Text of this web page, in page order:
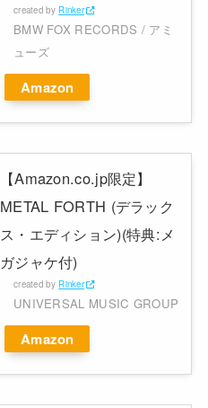
created by Rinker
BMW FOX RECORDS / アミ
ューズ
Amazon
【Amazon.co.jp限定】
METAL FORTH (デラック
ス・エディション)(特典:メ
ガジャケ付)
created by Rinker
UNIVERSAL MUSIC GROUP
Amazon